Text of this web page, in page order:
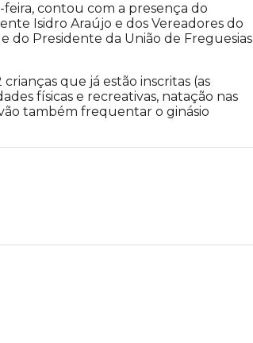
contou com a presença do
Isidro Araújo e dos Vereadores do
do Presidente da União de Freguesias
que já estão inscritas (as
físicas e recreativas, natação nas
também frequentar o ginásio